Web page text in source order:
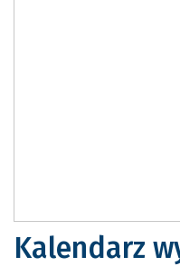
Kalendarz